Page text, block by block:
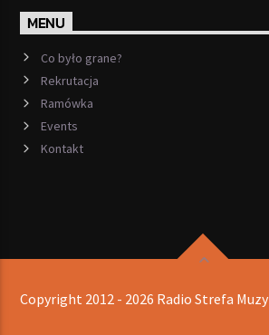
MENU
Co było grane?
Rekrutacja
Ramówka
Events
Kontakt
Copyright 2012 - 2026 Radio Strefa Muzy